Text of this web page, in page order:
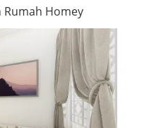
Rumah Homey